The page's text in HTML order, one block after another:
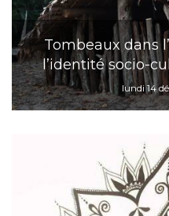
Tombeaux dans
l’identité socio-
lundi 14